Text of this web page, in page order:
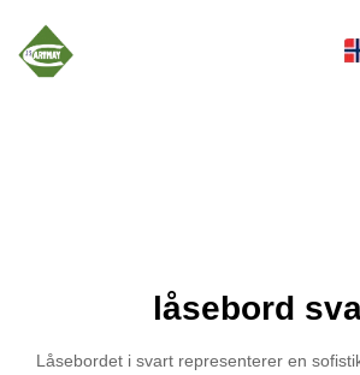
låsebord
Låsebordet i svart representerer en